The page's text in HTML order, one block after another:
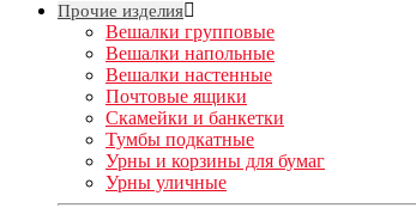
Прочие изделия
Вешалки групповые
Вешалки напольные
Вешалки настенные
Почтовые ящики
Скамейки и банкетки
Тумбы подкатные
Урны и корзины для бумаг
Урны уличные